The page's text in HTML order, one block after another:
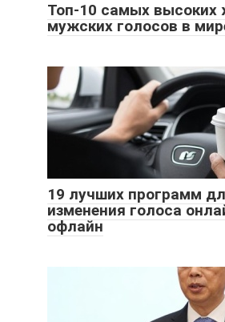
Топ-10 самых высоких
мужских голосов в
19 лучших программ
изменения голоса
офлайн